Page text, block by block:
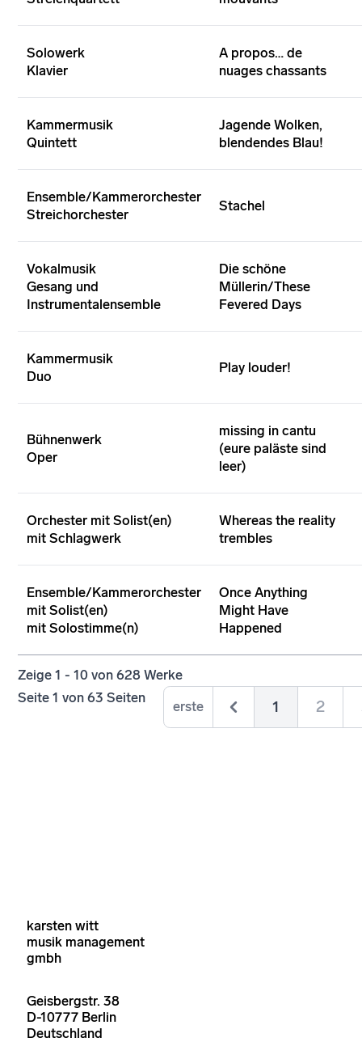
Solowerk
Klavier
A propos… de
nuages chassants
Kammermusik
Quintett
Jagende Wolken,
blendendes Blau!
Ensemble/Kammerorchester
Streichorchester
Stachel
Vokalmusik
Gesang und
Instrumentalensemble
Die schöne
Müllerin/These
Fevered Days
Kammermusik
Duo
Play louder!
Bühnenwerk
Oper
missing in cantu
(eure paläste sind
leer)
Orchester mit Solist(en)
mit Schlagwerk
Whereas the reality
trembles
Ensemble/Kammerorchester
mit Solist(en)
mit Solostimme(n)
Once Anything
Might Have
Happened
Zeige 1 - 10 von 628 Werke
Seite 1 von 63 Seiten
erste 1 2
karsten witt
musik management
gmbh
Geisbergstr. 38
D-10777 Berlin
Deutschland